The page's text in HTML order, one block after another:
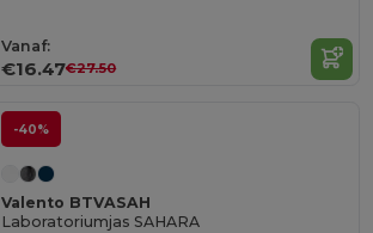
Vanaf:
€16.47€27.50
-40%
Valento BTVASAH
Laboratoriumjas SAHARA